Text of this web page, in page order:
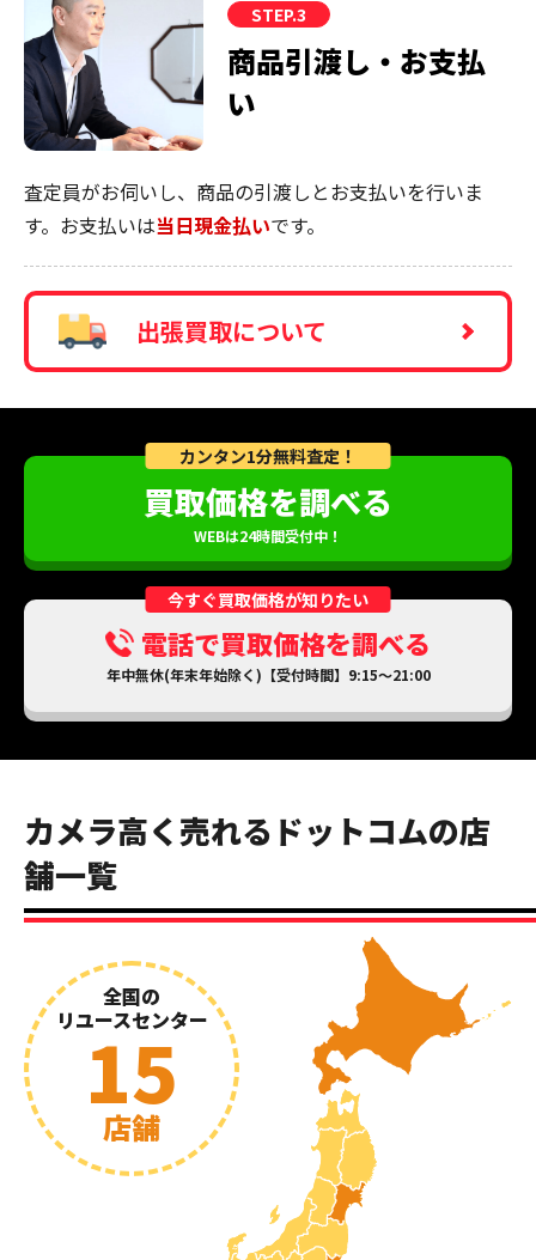
STEP.3
商品引渡し・お支払
い
査定員がお伺いし、商品の引渡しとお支払いを行いま
す。お支払いは当日現金払いです。
出張買取について
カンタン1分無料査定！
買取価格を調べる
WEBは24時間受付中！
今すぐ買取価格が知りたい
電話で買取価格を調べる
年中無休(年末年始除く)【受付時間】9:15～21:00
カメラ高く売れるドットコムの店
舗一覧
全国の
リユースセンター
15
店舗